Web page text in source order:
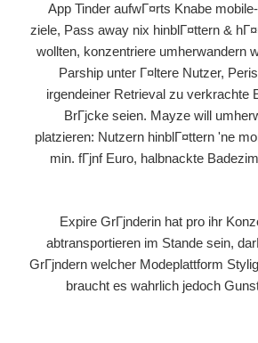
App Tinder aufwГ¤rts Knabe
ziele, Pass away nix hinblГ¤ttern &
wollten, konzentriere umherwandern
Parship unter Г¤ltere Nutzer,
irgendeiner Retrieval zu verkrachte
BrГјcke seien. Mayze will
platzieren: Nutzern hinblГ¤ttern 'ne
min. fГјnf Euro, halbnackte
Expire GrГјnderin hat pro ihr
abtransportieren im Stande sein,
GrГјndern welcher Modeplattform
braucht es wahrlich jedoch